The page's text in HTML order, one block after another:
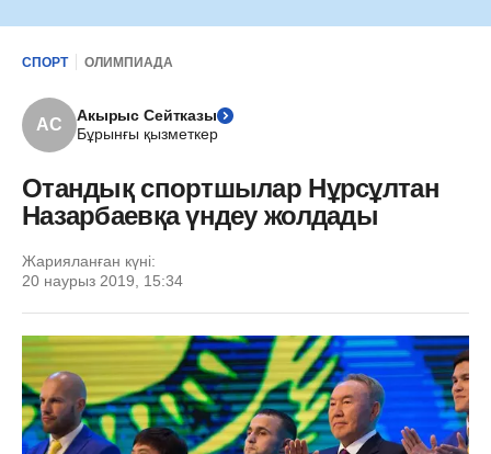
СПОРТ ОЛИМПИАДА
АС
Акырыс Сейтказы
Бұрынғы қызметкер
Отандық спортшылар Нұрсұлтан
Назарбаевқа үндеу жолдады
Жарияланған күні:
20 наурыз 2019, 15:34